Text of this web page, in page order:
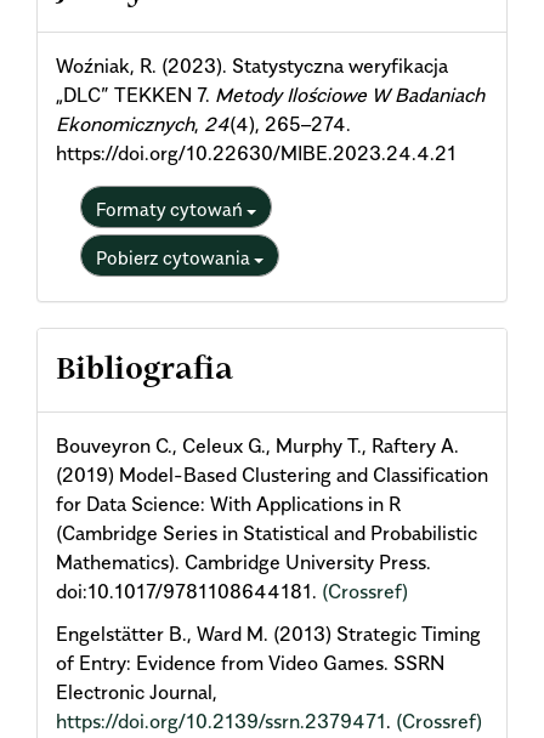
Details
Woźniak, R. (2023). Statystyczna weryfikacja
„DLC” TEKKEN 7. Metody Ilościowe W Badaniach
Ekonomicznych, 24(4), 265–274.
https://doi.org/10.22630/MIBE.2023.24.4.21
Formaty cytowań
Pobierz cytowania
Bibliografia
Bouveyron C., Celeux G., Murphy T., Raftery A.
(2019) Model-Based Clustering and Classification
for Data Science: With Applications in R
(Cambridge Series in Statistical and Probabilistic
Mathematics). Cambridge University Press.
doi:10.1017/9781108644181. (Crossref)
Engelstätter B., Ward M. (2013) Strategic Timing
of Entry: Evidence from Video Games. SSRN
Electronic Journal,
https://doi.org/10.2139/ssrn.2379471. (Crossref)